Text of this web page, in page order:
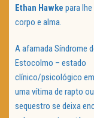
Ethan Hawke para lhe
corpo e alma.
A afamada Síndrome
Estocolmo – estado
clínico/psicológico
uma vítima de rapto ou
sequestro se deixa